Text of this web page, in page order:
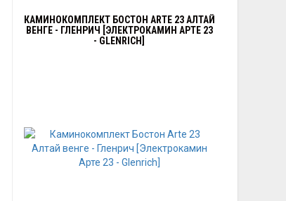
КАМИНОКОМПЛЕКТ БОСТОН ARTE 23 АЛТАЙ
ВЕНГЕ - ГЛЕНРИЧ [ЭЛЕКТРОКАМИН АРТЕ 23
- GLENRICH]